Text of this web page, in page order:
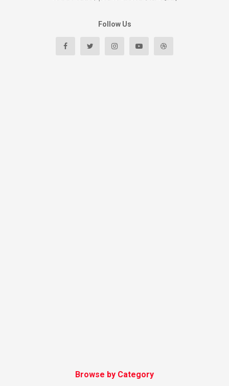
Follow Us
Browse by Category